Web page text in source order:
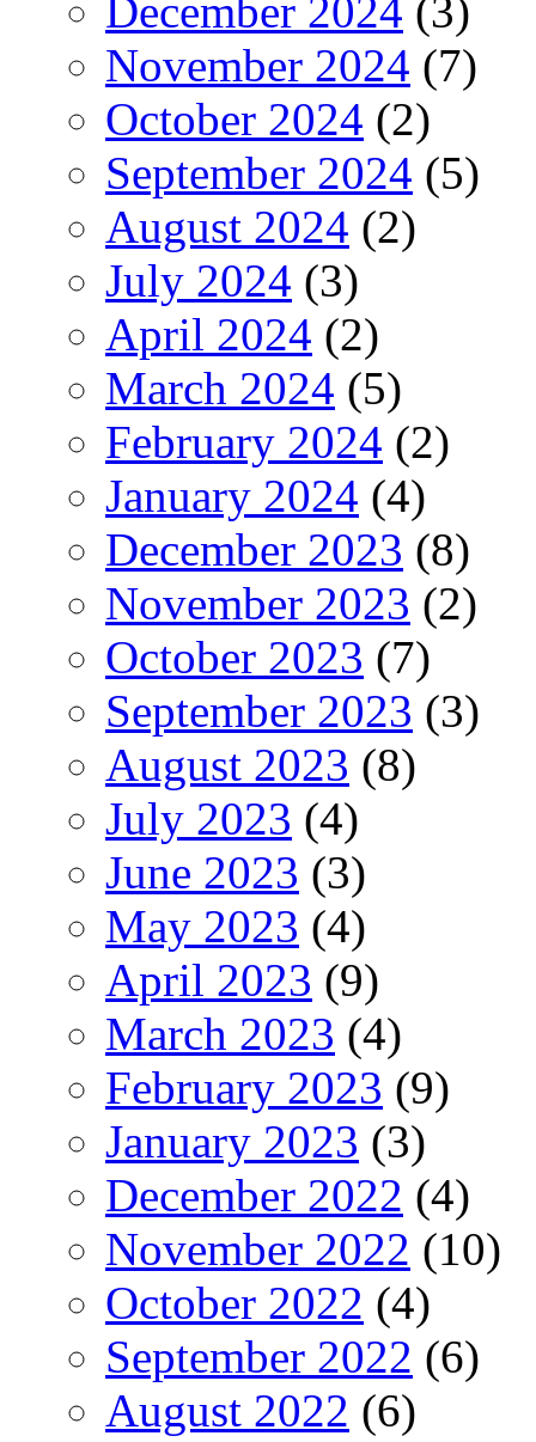
December 2024 (3)
November 2024 (7)
October 2024 (2)
September 2024 (5)
August 2024 (2)
July 2024 (3)
April 2024 (2)
March 2024 (5)
February 2024 (2)
January 2024 (4)
December 2023 (8)
November 2023 (2)
October 2023 (7)
September 2023 (3)
August 2023 (8)
July 2023 (4)
June 2023 (3)
May 2023 (4)
April 2023 (9)
March 2023 (4)
February 2023 (9)
January 2023 (3)
December 2022 (4)
November 2022 (10)
October 2022 (4)
September 2022 (6)
August 2022 (6)